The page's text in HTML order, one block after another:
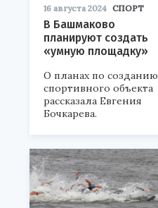
16 августа 2024 СПОРТ
В Башмаково
планируют создать
«умную площадку»
О планах по созданию
спортивного объекта
рассказала Евгения
Бочкарева.